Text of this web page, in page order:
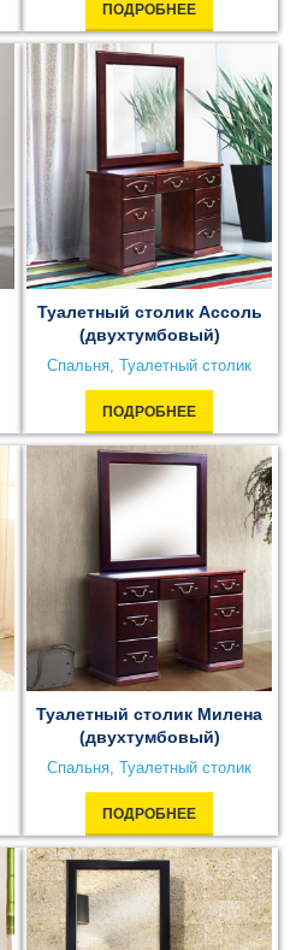
ПОДРОБНЕЕ
Туалетный столик Ассоль
(двухтумбовый)
Спальня, Туалетный столик
ПОДРОБНЕЕ
Туалетный столик Милена
(двухтумбовый)
Спальня, Туалетный столик
ПОДРОБНЕЕ